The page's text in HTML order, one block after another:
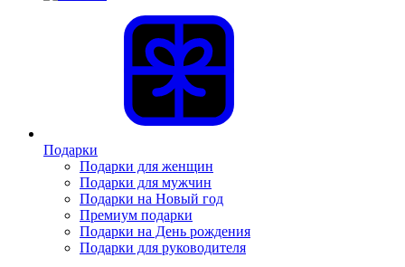
Подарки
Подарки для женщин
Подарки для мужчин
Подарки на Новый год
Премиум подарки
Подарки на День рождения
Подарки для руководителя